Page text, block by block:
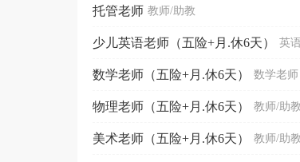
托管老师 教师/助教
少儿英语老师（五险+月.休6天） 英
数学老师（五险+月.休6天） 数学老师
物理老师（五险+月.休6天） 教师/助教
美术老师（五险+月.休6天） 教师/助教